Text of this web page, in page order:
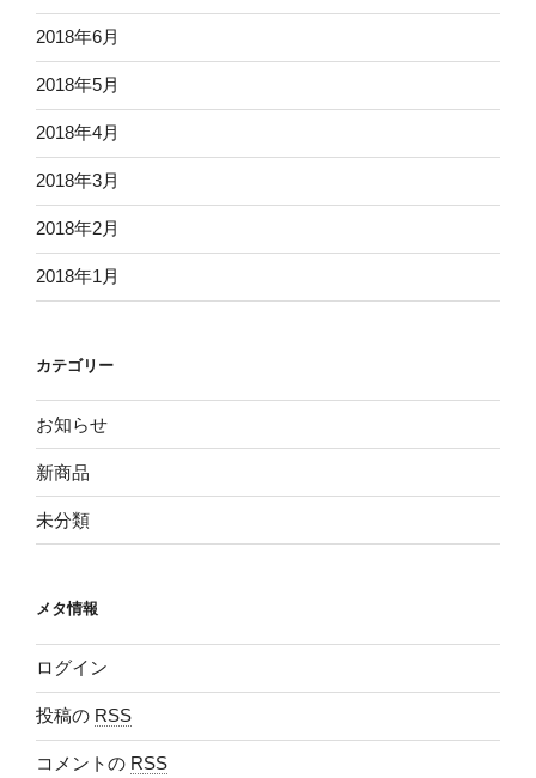
2018年6月
2018年5月
2018年4月
2018年3月
2018年2月
2018年1月
カテゴリー
お知らせ
新商品
未分類
メタ情報
ログイン
投稿の RSS
コメントの RSS